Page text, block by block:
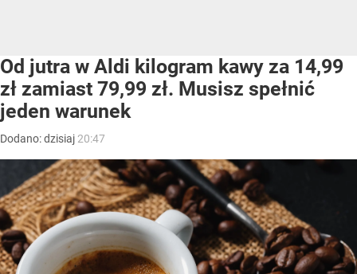
Od jutra w Aldi kilogram kawy za 14,99
zł zamiast 79,99 zł. Musisz spełnić
jeden warunek
Dodano:dzisiaj 20:47